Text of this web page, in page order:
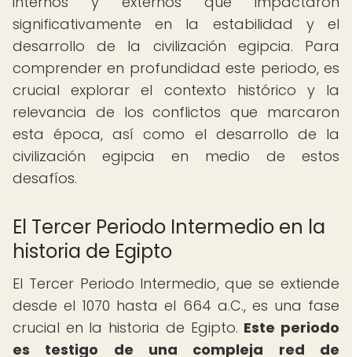
significativamente en la estabilidad y el
desarrollo de la civilización egipcia. Para
comprender en profundidad este periodo, es
crucial explorar el contexto histórico y la
relevancia de los conflictos que marcaron
esta época, así como el desarrollo de la
civilización egipcia en medio de estos
desafíos.
El Tercer Periodo Intermedio en la
historia de Egipto
El Tercer Periodo Intermedio, que se extiende
desde el 1070 hasta el 664 a.C., es una fase
crucial en la historia de Egipto. Este periodo
es testigo de una compleja red de